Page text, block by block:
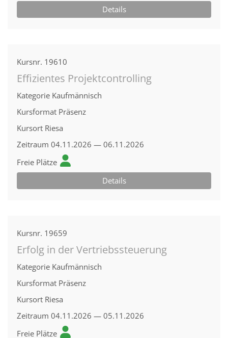
Details
Kursnr. 19610
Effizientes Projektcontrolling
Kategorie Kaufmännisch
Kursformat Präsenz
Kursort Riesa
Zeitraum 04.11.2026 — 06.11.2026
Freie Plätze
Details
Kursnr. 19659
Erfolg in der Vertriebssteuerung
Kategorie Kaufmännisch
Kursformat Präsenz
Kursort Riesa
Zeitraum 04.11.2026 — 05.11.2026
Freie Plätze